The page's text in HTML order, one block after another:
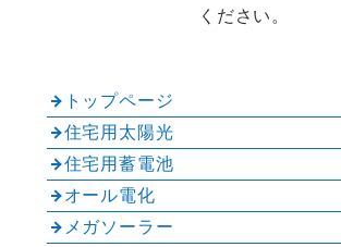
ください。
トップページ
住宅用太陽光
住宅用蓄電池
オール電化
メガソーラー